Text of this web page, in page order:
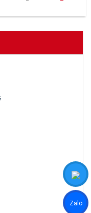
5
là:
tại
Zalo